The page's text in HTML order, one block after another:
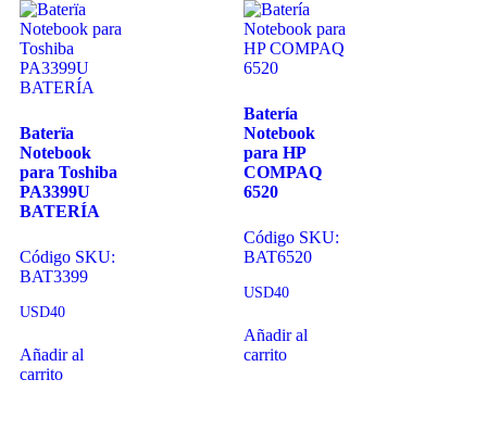
Baterïa
Notebook
para Toshiba
PA3399U
BATERÍA
Código SKU:
BAT3399
USD40
Añadir al
carrito
Batería
Notebook
para HP
COMPAQ
6520
Código SKU:
BAT6520
USD40
Añadir al
carrito